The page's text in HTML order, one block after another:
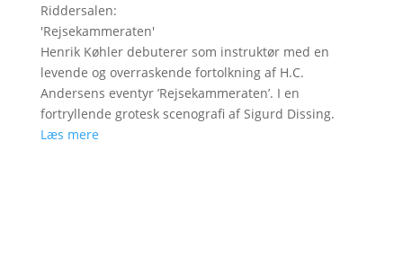
Riddersalen:
'Rejsekammeraten'
Henrik Køhler debuterer som instruktør med en
levende og overraskende fortolkning af H.C.
Andersens eventyr ’Rejsekammeraten’. I en
fortryllende grotesk scenografi af Sigurd Dissing.
Læs mere